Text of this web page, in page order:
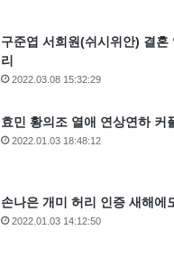
구준엽 서희원(쉬시위안) 결혼
리
2022.03.08 15:32:29
효민 황의조 열애 연상연하 커
2022.01.03 18:48:12
손나은 개미 허리 인증 새해에
2022.01.03 14:12:50